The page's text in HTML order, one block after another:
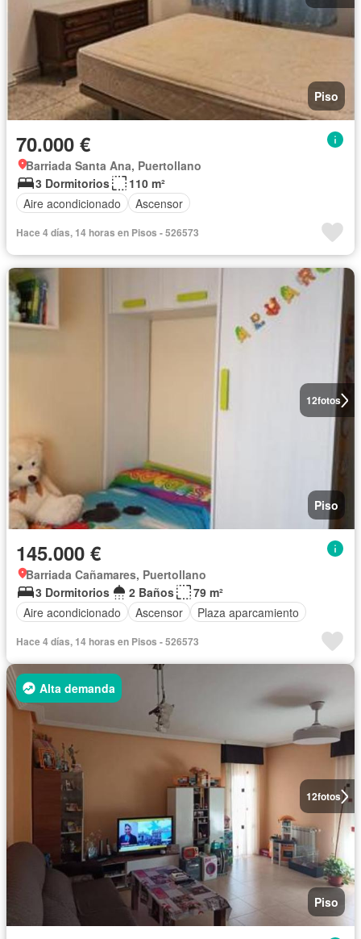
Piso
70.000 €
Barriada Santa Ana, Puertollano
3 Dormitorios
110 m²
Aire acondicionado
Ascensor
Hace 4 días, 14 horas en Pisos - 526573
12fotos
Piso
145.000 €
Barriada Cañamares, Puertollano
3 Dormitorios
2 Baños
79 m²
Aire acondicionado
Ascensor Plaza aparcamiento
Hace 4 días, 14 horas en Pisos - 526573
12fotos
Alta demanda
Piso